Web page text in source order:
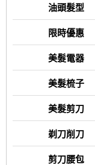
油頭髮型
限時優惠
美髮電器
美髮梳子
美髮剪刀
剃刀削刀
剪刀腰包